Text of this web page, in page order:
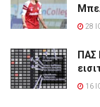
28
ΠΑΣ
16